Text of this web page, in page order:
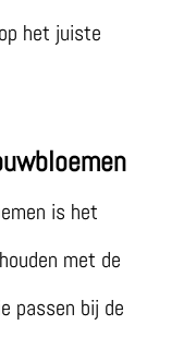
het juiste
is het
met de
passen bij de